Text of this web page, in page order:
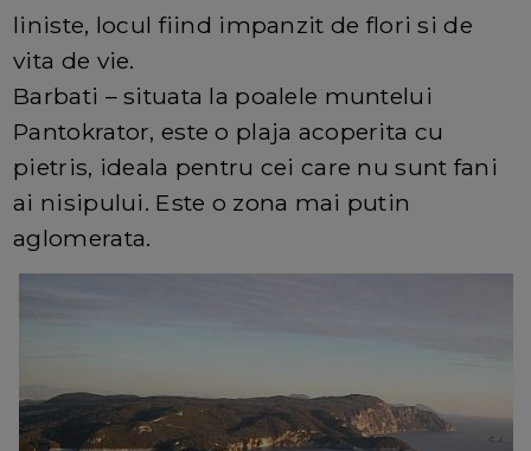
liniste, locul fiind impanzit de flori si de
vita de vie.
Barbati – situata la poalele muntelui
Pantokrator, este o plaja acoperita cu
pietris, ideala pentru cei care nu sunt fani
ai nisipului. Este o zona mai putin
aglomerata.